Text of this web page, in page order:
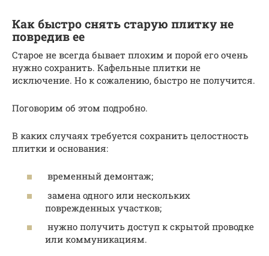
Как быстро снять старую плитку не
повредив ее
Старое не всегда бывает плохим и порой его очень
нужно сохранить. Кафельные плитки не
исключение. Но к сожалению, быстро не получится.
Поговорим об этом подробно.
В каких случаях требуется сохранить целостность
плитки и основания:
временный демонтаж;
замена одного или нескольких
поврежденных участков;
нужно получить доступ к скрытой проводке
или коммуникациям.